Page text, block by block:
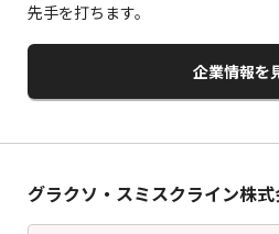
先手を打ちます。
企業情報を
グラクソ・スミスクライン株